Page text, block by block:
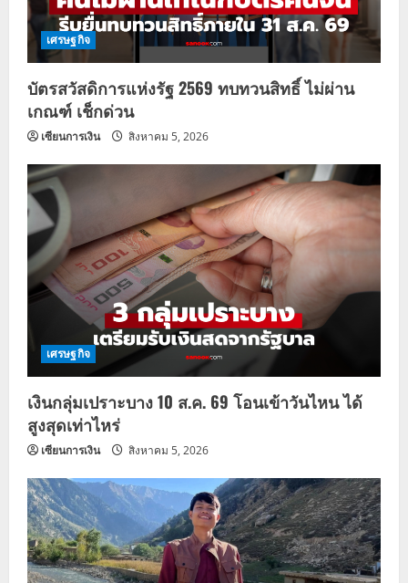
เศรษฐกิจ
บัตรสวัสดิการแห่งรัฐ 2569 ทบทวนสิทธิ์ ไม่ผ่าน
เกณฑ์ เช็กด่วน
เซียนการเงิน สิงหาคม 5, 2026
เศรษฐกิจ
เงินกลุ่มเปราะบาง 10 ส.ค. 69 โอนเข้าวันไหน ได้
สูงสุดเท่าไหร่
เซียนการเงิน สิงหาคม 5, 2026